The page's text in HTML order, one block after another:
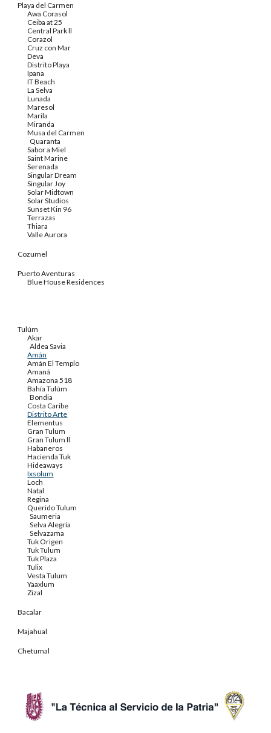
Playa del Carmen
Awa Corasol
Ceiba at 25
Central Park ll
Corazol
Cruz con Mar
Deva
Distrito Playa
Ipana
IT Beach
La Selva
Lunada
Maresol
Marila
Miranda
Musa del Carmen
Quaranta
Sabor a Miel
Saint Marine
Serenada
Singular Dream
Singular Joy
Solar Midtown
Solar Studios
Sunset Kin 96
Terrazas
Thiara
Valle Aurora
Cozumel
Puerto Aventuras
Blue House Residences
Tulúm
Akar
Aldea Savia
Amán
Amán El Templo
Amaná
Amazona 518
Bahía Tulúm
Bondia
Costa Caribe
Distrito Arte
Elementus
Gran Tulum
Gran Tulum ll
Habaneros
Hacienda Tuk
Hideaways
Ixsolum
Loch
Natal
Regina
Querido Tulum
Saumeria
Selva Alegría
Selvazama
Tuk Origen
Tuk Tulum
Tuk Plaza
Tulix
Vesta Tulum
Yaaxlum
Zizal
Bacalar
Majahual
Chetumal